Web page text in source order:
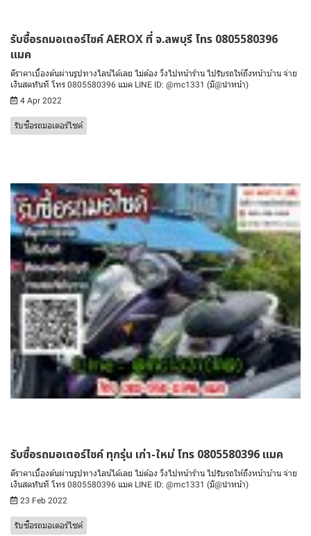
รับซื้อรถมอเตอร์ไซค์ AEROX ที่ จ.ลพบุรี โทร 0805580396
แมค
ตีราคาเบื้องต้นผ่านรูปทางไลน์ได้เลย ไม่ต้อง วิ่งไปหน้าร้าน ไปรับรถให้ถึงหน้าบ้าน จ่าย
เงินสดทันที โทร 0805580396 แมค LINE ID: @mc1331 (มี@นำหน้า)
4 Apr 2022
รับซื้อรถมอเตอร์ไซค์
รับซื้อรถมอเตอร์ไซค์ ทุกรุ่น เก่า-ใหม่ โทร 0805580396 แมค
ตีราคาเบื้องต้นผ่านรูปทางไลน์ได้เลย ไม่ต้อง วิ่งไปหน้าร้าน ไปรับรถให้ถึงหน้าบ้าน จ่าย
เงินสดทันที โทร 0805580396 แมค LINE ID: @mc1331 (มี@นำหน้า)
23 Feb 2022
รับซื้อรถมอเตอร์ไซค์